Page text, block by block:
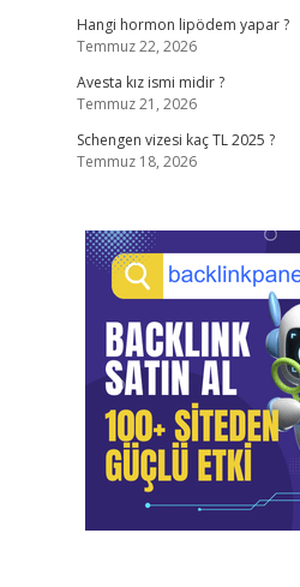
Hangi hormon lipödem yapar ?
Temmuz 22, 2026
Avesta kız ismi midir ?
Temmuz 21, 2026
Schengen vizesi kaç TL 2025 ?
Temmuz 18, 2026